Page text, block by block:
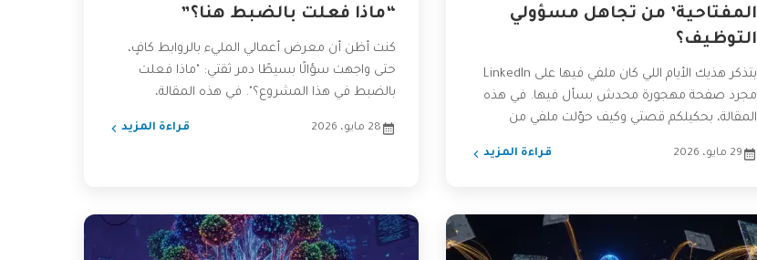
المفتاحية’ من تجاهل مسؤولي
التوظيف؟
بتذكر هذيك الأيام اللي كان ملفي فيها على LinkedIn
مجرد صفحة مهجورة محدش بسأل فيها. في هذه
المقالة، بحكيلكم قصتي وكيف حوّلت ملفي من
29 مايو، 2026 قراءة المزيد
“ماذا فعلت بالضبط هنا؟”
كنت أظن أن معرض أعمالي المليء بالروابط كافٍ،
حتى واجهت سؤالًا بسيطًا دمر ثقتي: "ماذا فعلت
بالضبط في هذا المشروع؟". في هذه المقالة،
28 مايو، 2026 قراءة المزيد